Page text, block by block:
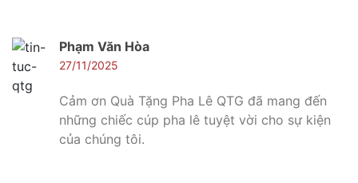
Phạm Văn Hòa
27/11/2025
Cảm ơn Quà Tặng Pha Lê QTG đã mang đến
những chiếc cúp pha lê tuyệt vời cho sự kiện
của chúng tôi.